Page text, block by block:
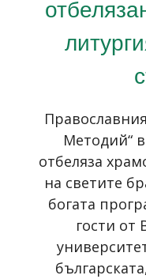
Методий“
отбеляза
на светите
богата
гости от